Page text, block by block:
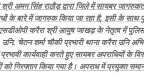
अमन सिंह राठौड़ द्वारा जिले में सायबर
के बारे में जागरुक किया जा रहा है, इसी के साथ
एसडीओपी करैरा श्री आयुष जाखड़ के नेतृत्व में
चेतन शर्मा चौकी प्रभारी थाना करैरा उनि
प्रभावी कार्यवाही करते हुए सायबर अपराधियों
गिरफ्तार किया गया है। अपराध में प्रयुक्त